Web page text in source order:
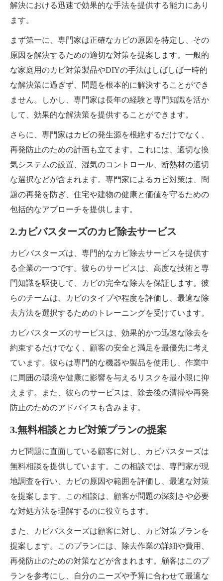
解決における迅速で効果的な手法を提供する能力にあり
ます。
まず第一に、専門家は正確なカビの原因を特定し、その
原因を解決するための適切な対策を提案します。一般的
な家庭用のカビ対策製品やDIYの手法はしばしば一時的
な解決策に過ぎず、問題を根本的に解決することができ
ません。しかし、専門家は長年の経験と専門知識を活か
して、効果的な解決策を提供することができます。
さらに、専門家はカビの発生源を根絶するだけでなく、
再発防止のための計画も立てます。これには、適切な換
気システムの設置、湿気のコントロール、断熱材の適切
な選択などが含まれます。専門家によるカビ対策は、問
題の再発を防ぎ、住宅や建物の健康と価値を守るための
包括的なアプローチを提供します。
2.カビバスターズのカビ除去サービス
カビバスターズは、専門的なカビ除去サービスを提供す
る企業の一つです。彼らのサービスは、高度な技術と専
門知識を駆使して、カビの完全な除去を保証します。彼
らのチームは、カビのタイプや程度を評価し、最適な除
去方法を選択するためのトレーニングを受けています。
カビバスターズのサービスは、効果的かつ迅速な除去を
約束するだけでなく、顧客の安全と満足を最優先に考え
ています。彼らは専門的な機器や製品を使用し、作業中
に周囲の環境や健康に影響を与えるリスクを最小限に抑
えます。また、彼らのサービスは、除去後の清掃や再発
防止のためのアドバイスも含みます。
3.無料相談とカビ対策プランの提案
カビ問題に直面している顧客に対し、カビバスターズは
無料相談を提供しています。この相談では、専門家が現
地調査を行い、カビの原因や範囲を評価し、最適な対策
を提案します。この相談は、顧客が問題の深刻さや必要
な対処方法を理解するのに役立ちます。
また、カビバスターズは顧客に対し、カビ対策プランを
提案します。このプランには、除去作業の詳細や費用、
再発防止のための対策などが含まれます。顧客はこのプ
ランを参考にし、自分のニーズや予算に合わせて最適な